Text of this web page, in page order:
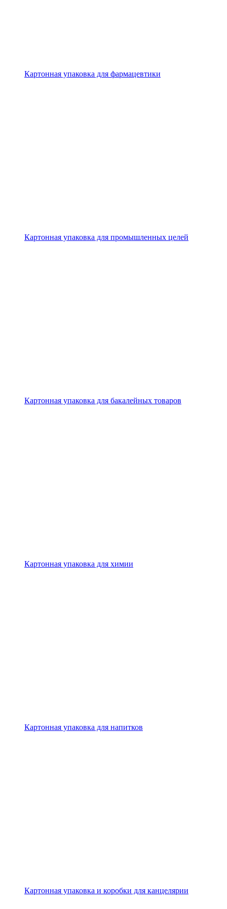
Картонная упаковка для фармацевтики
Картонная упаковка для промышленных целей
Картонная упаковка для бакалейных товаров
Картонная упаковка для химии
Картонная упаковка для напитков
Картонная упаковка и коробки для канцелярии